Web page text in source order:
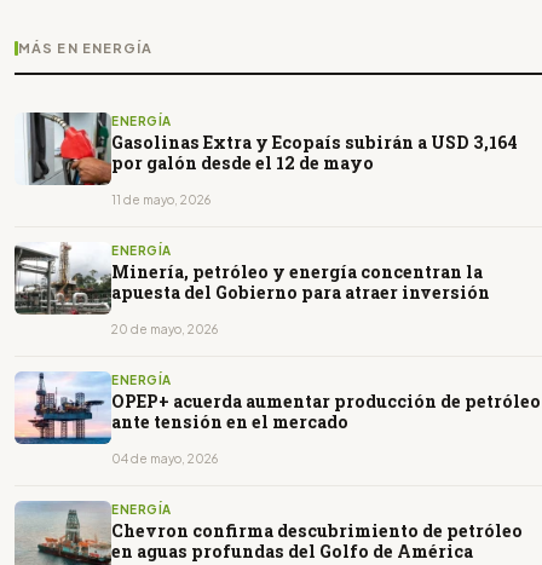
MÁS EN ENERGÍA
ENERGÍA
Gasolinas Extra y Ecopaís subirán a USD 3,164
por galón desde el 12 de mayo
11 de mayo, 2026
ENERGÍA
Minería, petróleo y energía concentran la
apuesta del Gobierno para atraer inversión
20 de mayo, 2026
ENERGÍA
OPEP+ acuerda aumentar producción de petróleo
ante tensión en el mercado
04 de mayo, 2026
ENERGÍA
Chevron confirma descubrimiento de petróleo
en aguas profundas del Golfo de América